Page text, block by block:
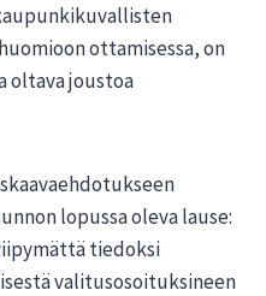
ottamisessa, on
oltava joustoa
lopussa oleva lause:
tiedoksi
valitusosoituksineen